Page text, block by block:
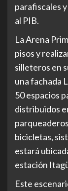
parafiscales
al PIB.
La Arena
pisos y
silleteros en
una fachada
50 espacios
distribuidos
bicicletas,
estará
estación
Este